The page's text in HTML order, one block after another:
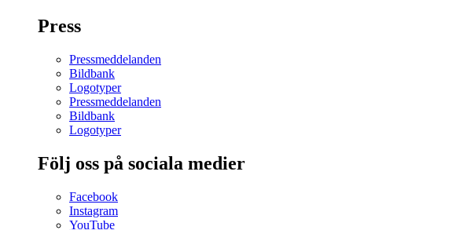
Press
Pressmeddelanden
Bildbank
Logotyper
Pressmeddelanden
Bildbank
Logotyper
Följ oss på sociala medier
Facebook
Instagram
YouTube